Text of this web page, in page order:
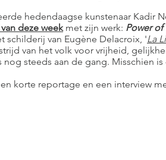
hedendaagse kunstenaar Kadir
deze weekmet zijn werk: Power of
schilderij van Eugène Delacroix, 'La
van het volk voor vrijheid,
nog steeds aan de gang. Misschien
korte reportage en een interview